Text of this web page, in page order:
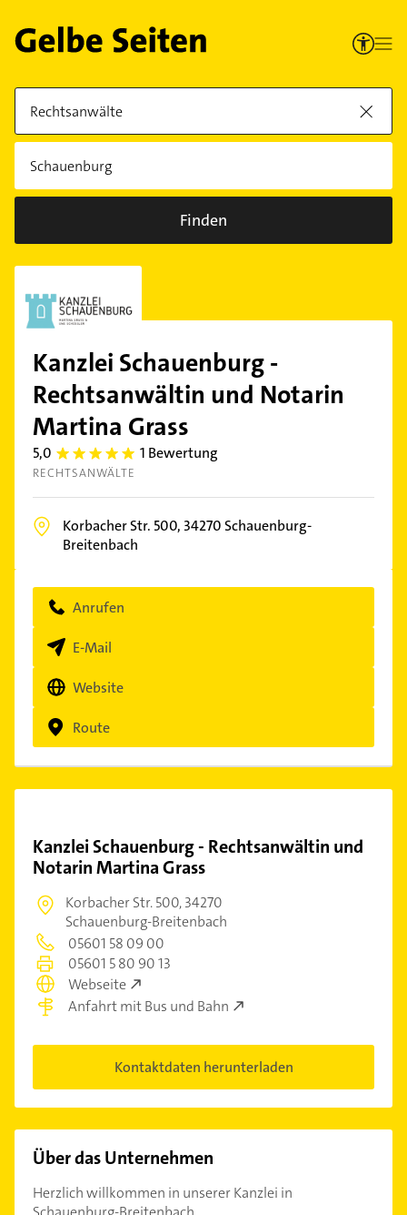
Finden
Kanzlei Schauenburg -
Rechtsanwältin und Notarin
Martina Grass
5,0 5.0 1 Bewertung
RECHTSANWÄLTE
Korbacher Str. 500, 34270 Schauenburg-
Breitenbach
Anrufen
E-Mail
Website
Route
Kanzlei Schauenburg - Rechtsanwältin und
Notarin Martina Grass
Korbacher Str. 500,34270
Schauenburg-Breitenbach
05601 58 09 00
05601 5 80 90 13
Webseite
Anfahrt mit Bus und Bahn
Kontaktdaten herunterladen
Über das Unternehmen
Herzlich willkommen in unserer Kanzlei in